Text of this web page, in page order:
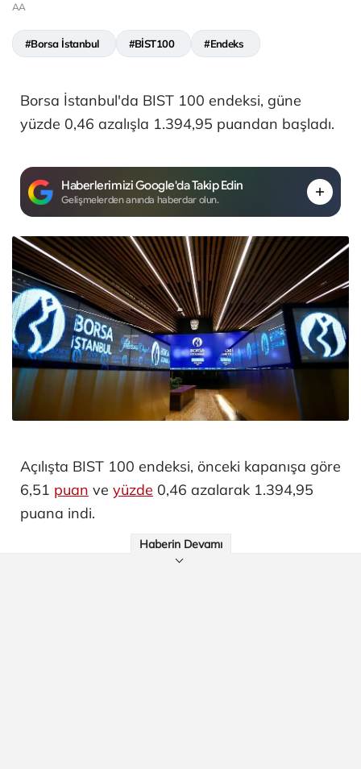
AA
#Borsa İstanbul #BİST100 #Endeks
Borsa İstanbul'da BIST 100 endeksi, güne
yüzde 0,46 azalışla 1.394,95 puandan başladı.
Haberlerimizi Google'da Takip Edin
Gelişmelerden anında haberdar olun.
Açılışta BIST 100 endeksi, önceki kapanışa göre
6,51 puan ve yüzde 0,46 azalarak 1.394,95
puana indi.
Haberin Devamı